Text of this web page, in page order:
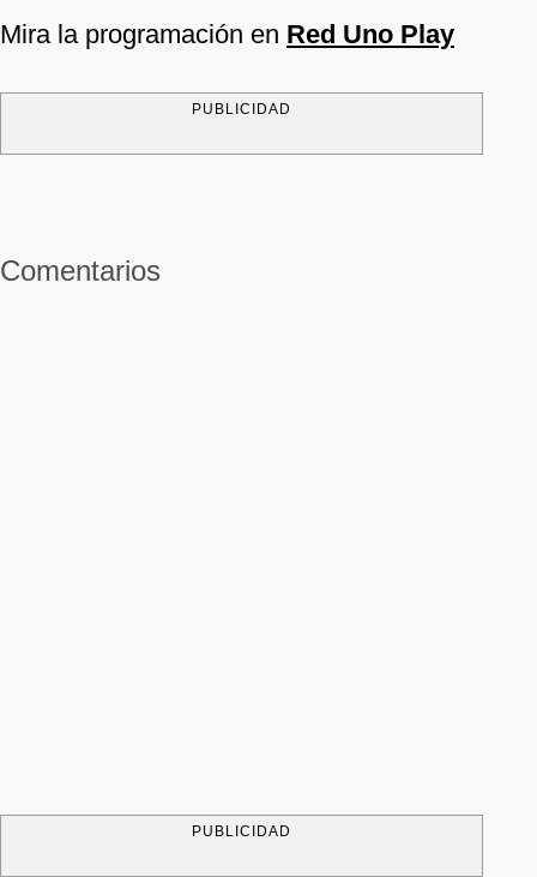
Mira la programación en Red Uno Play
PUBLICIDAD
Comentarios
PUBLICIDAD